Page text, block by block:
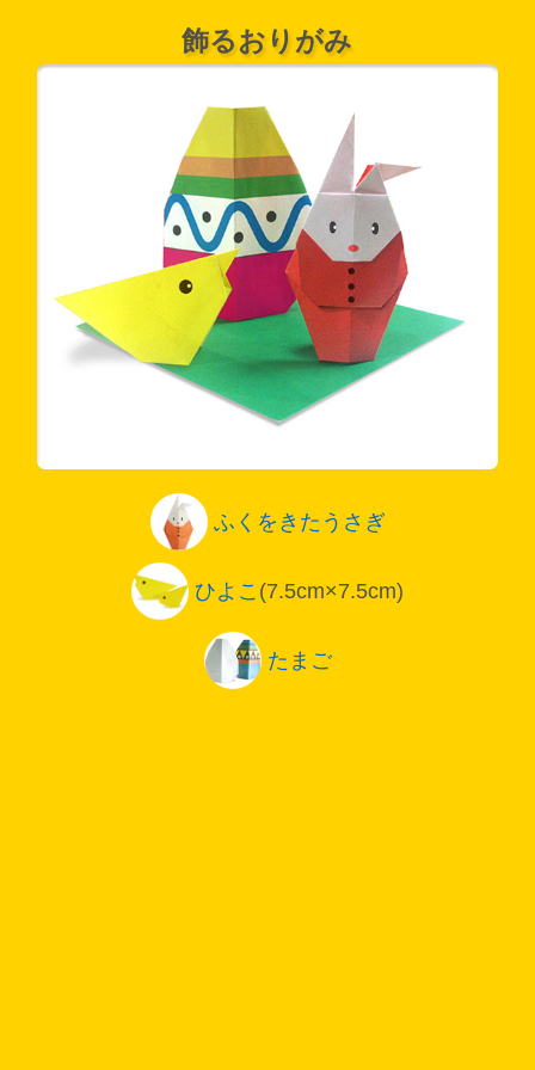
飾るおりがみ
ふくをきたうさぎ
ひよこ (7.5cm×7.5cm)
たまご